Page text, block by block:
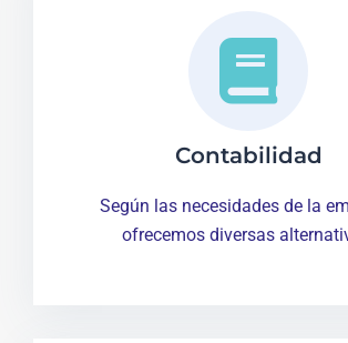
Contabilidad
Según las necesidades de la
ofrecemos diversas